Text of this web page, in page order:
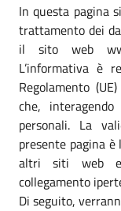
In questa pagina
trattamento dei
il sito web
L’informativa è
Regolamento
che,
personali. La
presente pagina
altri siti web
collegamento
Di seguito,